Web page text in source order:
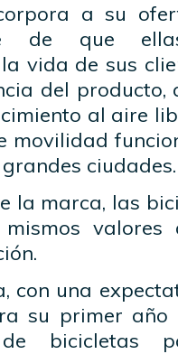
a su
de que
vida de sus
del
al aire
movilidad
ciudades.
la marca, las
valores
con una
su primer año
bicicletas